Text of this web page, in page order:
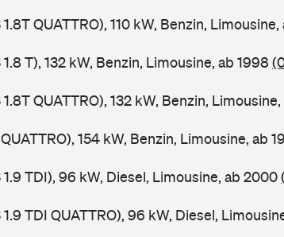
QUATTRO), 110 kW, Benzin,
T), 132 kW, Benzin, Limousine, ab 1998
QUATTRO), 132 kW, Benzin,
154 kW, Benzin, Limousine, ab
TDI), 96 kW, Diesel, Limousine, ab 2000
TDI QUATTRO), 96 kW, Diesel,